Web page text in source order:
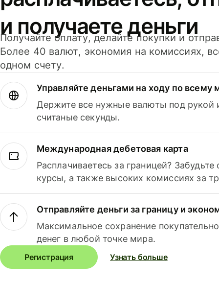
и получаете деньги
Получайте оплату, делайте покупки и
Более 40 валют, экономия на комиссиях,
одном счету.
Управляйте деньгами на ходу по всему
Держите все нужные валюты под рукой
считаные секунды.
Международная дебетовая карта
Расплачиваетесь за границей?
курсы, а также высоких комиссиях за
Отправляйте деньги за границу и
Максимальное сохранение
денег в любой точке мира.
Регистрация Узнать больше